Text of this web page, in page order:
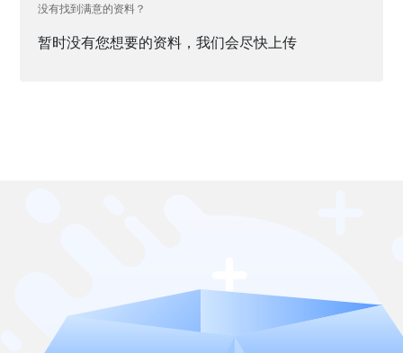
没有找到满意的资料？
暂时没有您想要的资料，我们会尽快上传